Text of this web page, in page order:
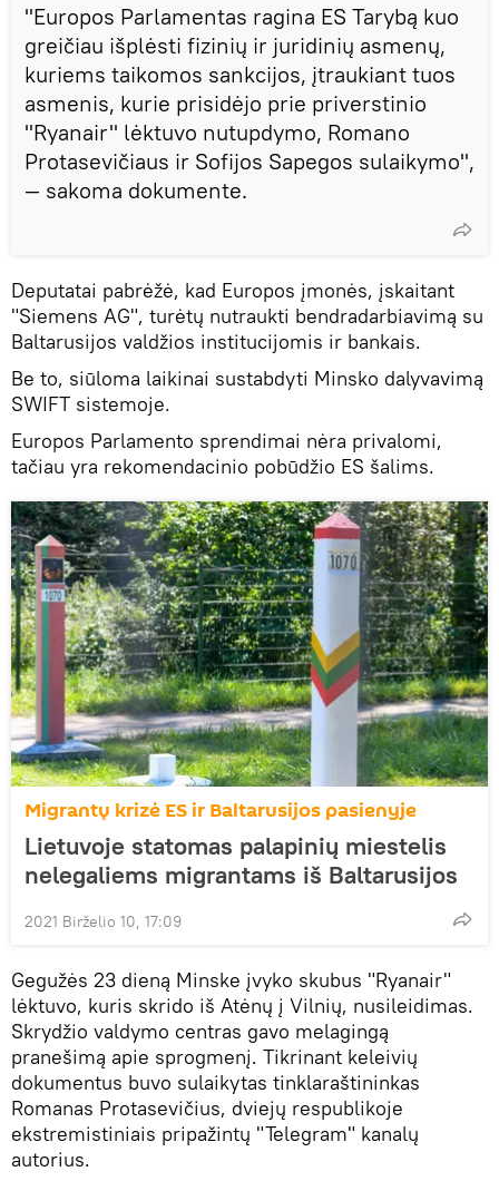
"Europos Parlamentas ragina ES Tarybą kuo
greičiau išplėsti fizinių ir juridinių asmenų,
kuriems taikomos sankcijos, įtraukiant tuos
asmenis, kurie prisidėjo prie priverstinio
"Ryanair" lėktuvo nutupdymo, Romano
Protasevičiaus ir Sofijos Sapegos sulaikymo",
— sakoma dokumente.
Deputatai pabrėžė, kad Europos įmonės, įskaitant
"Siemens AG", turėtų nutraukti bendradarbiavimą su
Baltarusijos valdžios institucijomis ir bankais.
Be to, siūloma laikinai sustabdyti Minsko dalyvavimą
SWIFT sistemoje.
Europos Parlamento sprendimai nėra privalomi,
tačiau yra rekomendacinio pobūdžio ES šalims.
Migrantų krizė ES ir Baltarusijos pasienyje
Lietuvoje statomas palapinių miestelis
nelegaliems migrantams iš Baltarusijos
2021 Birželio 10, 17:09
Gegužės 23 dieną Minske įvyko skubus "Ryanair"
lėktuvo, kuris skrido iš Atėnų į Vilnių, nusileidimas.
Skrydžio valdymo centras gavo melagingą
pranešimą apie sprogmenį. Tikrinant keleivių
dokumentus buvo sulaikytas tinklaraštininkas
Romanas Protasevičius, dviejų respublikoje
ekstremistiniais pripažintų "Telegram" kanalų
autorius.